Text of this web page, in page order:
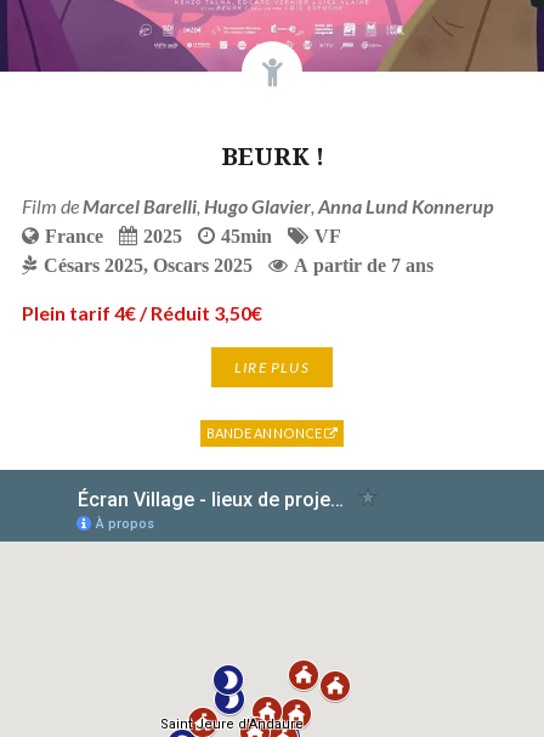
BEURK !
Film deMarcel Barelli, Hugo Glavier, Anna Lund Konnerup
France 2025 45min
VF
Césars 2025, Oscars 2025 A partir de 7 ans
Plein tarif 4€ / Réduit 3,50€
LIRE PLUS
BANDE ANNONCE